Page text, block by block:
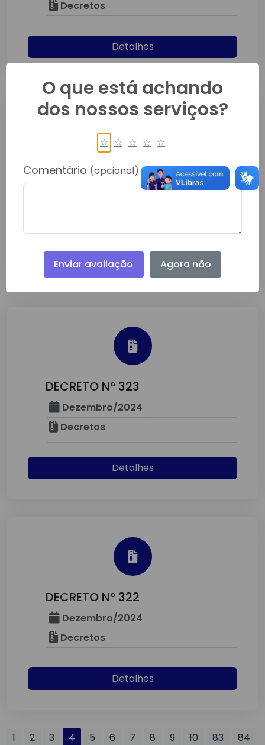
Decretos
Detalhes
DECRETO Nº 324
Detalhes
DECRETO Nº 323
Dezembro/2024
Decretos
Detalhes
DECRETO Nº 322
Dezembro/2024
Decretos
Detalhes
1 2 3 4 5 6 7 8 9 10 83 84
O que está achando
dos nossos serviços?
☆ ☆ ☆ ☆ ☆
Comentário (opcional)
Enviar avaliação Agora não